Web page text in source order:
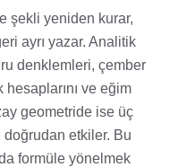
şekli yeniden kurar,
ayrı yazar. Analitik
denklemleri, çember
hesaplarını ve eğim
geometride ise üç
etkiler. Bu
formüle yönelmek